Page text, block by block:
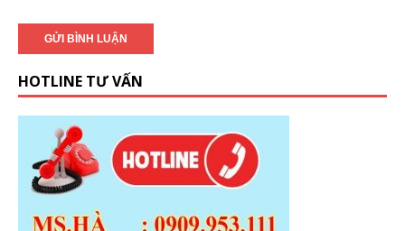
HOTLINE TƯ VẤN